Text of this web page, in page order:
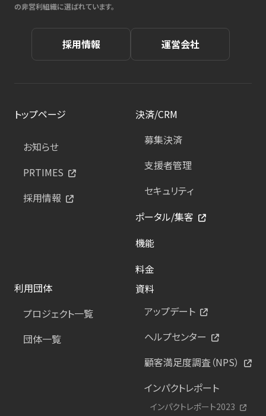
の非営利組織に選ばれています。
採用情報 運営会社
トップページ
お知らせ
PRTIMES
採用情報
決済/CRM
募集決済
支援者管理
セキュリティ
ポータル/集客
機能
料金
利用団体
プロジェクト一覧
団体一覧
資料
アップデート
ヘルプセンター
顧客満足度調査（NPS）
インパクトレポート
インパクトレポート2023